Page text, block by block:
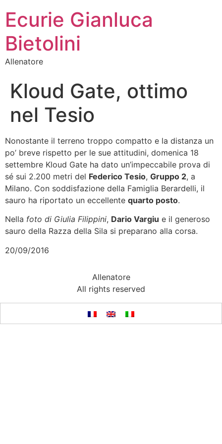
Ecurie Gianluca
Bietolini
Allenatore
Kloud Gate, ottimo
nel Tesio
Nonostante il terreno troppo compatto e la distanza un
po’ breve rispetto per le sue attitudini, domenica 18
settembre Kloud Gate ha dato un’impeccabile prova di
sé sui 2.200 metri del Federico Tesio, Gruppo 2, a
Milano. Con soddisfazione della Famiglia Berardelli, il
sauro ha riportato un eccellente quarto posto.
Nella foto di Giulia Filippini, Dario Vargiu e il generoso
sauro della Razza della Sila si preparano alla corsa.
20/09/2016
Allenatore
All rights reserved